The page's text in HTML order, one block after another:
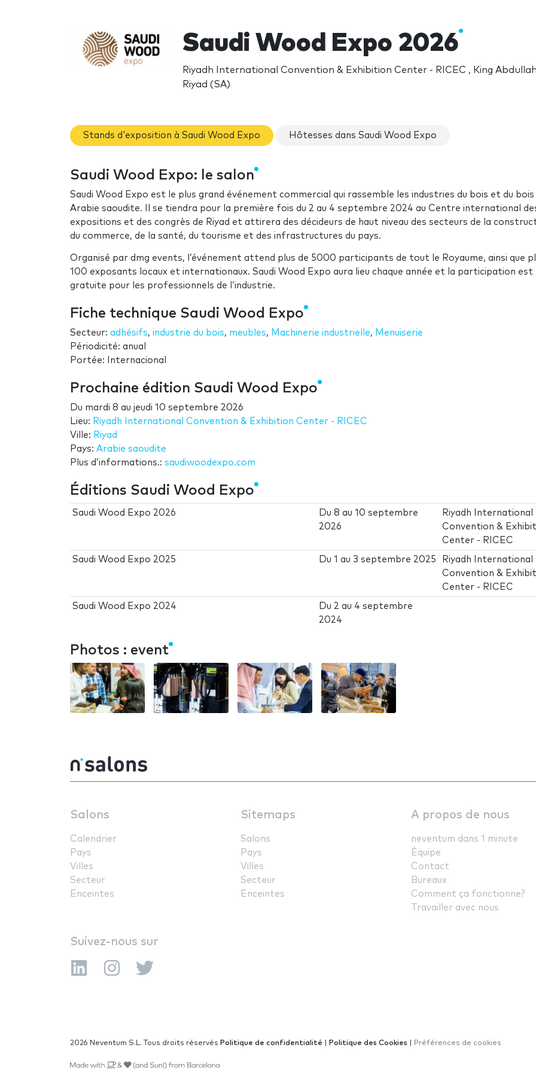
Saudi Wood Expo 2026
Riyadh International Convention & Exhibition Center - RICEC , King
Riyad (SA)
Stands d'exposition à Saudi Wood Expo Hôtesses dans Saudi Wood Expo
Saudi Wood Expo: le salon
Saudi Wood Expo est le plus grand événement commercial qui rassemble les industries du bois et du bois
Arabie saoudite. Il se tiendra pour la première fois du 2 au 4 septembre 2024 au Centre international
expositions et des congrès de Riyad et attirera des décideurs de haut niveau des secteurs de la
du commerce, de la santé, du tourisme et des infrastructures du pays.
Organisé par dmg events, l’événement attend plus de 5000 participants de tout le Royaume, ainsi que
100 exposants locaux et internationaux. Saudi Wood Expo aura lieu chaque année et la participation est
gratuite pour les professionnels de l’industrie.
Fiche technique Saudi Wood Expo
Secteur: adhésifs, industrie du bois, meubles, Machinerie industrielle, Menuiserie
Périodicité: anual
Portée: Internacional
Prochaine édition Saudi Wood Expo
Du mardi 8 au jeudi 10 septembre 2026
Lieu: Riyadh International Convention & Exhibition Center - RICEC
Ville: Riyad
Pays: Arabie saoudite
Plus d’informations.: saudiwoodexpo.com
Éditions Saudi Wood Expo
Saudi Wood Expo 2026 Du8 au10 septembre
2026
Riyadh International
Convention &
Center - RICEC
Saudi Wood Expo 2025 Du1 au 3 septembre 2025
Riyadh International
Convention &
Center - RICEC
Saudi Wood Expo 2024 Du 2 au 4 septembre
2024
Photos : event
Salons
Calendrier
Pays
Villes
Secteur
Enceintes
Sitemaps
Salons
Pays
Villes
Secteur
Enceintes
A propos de nous
neventum dans 1 minute
Équipe
Contact
Bureaux
Comment ça fonctionne?
Travailler avec nous
Suivez-nous sur
2026 Neventum S.L. Tous droits réservés Politique de confidentialité Politique des Cookies Préférences de cookies